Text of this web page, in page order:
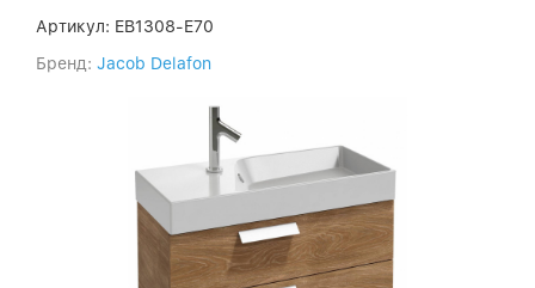
Артикул: EB1308-E70
Бренд: Jacob Delafon